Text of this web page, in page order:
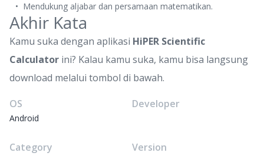
Mendukung aljabar dan persamaan matematikan.
Akhir Kata
Kamu suka dengan aplikasi HiPER Scientific
Calculator ini? Kalau kamu suka, kamu bisa langsung
download melalui tombol di bawah.
OS
Android
Developer
Category Version